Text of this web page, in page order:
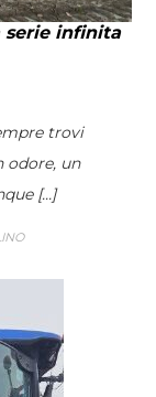
serie infinita
trovi
odore, un
[...]